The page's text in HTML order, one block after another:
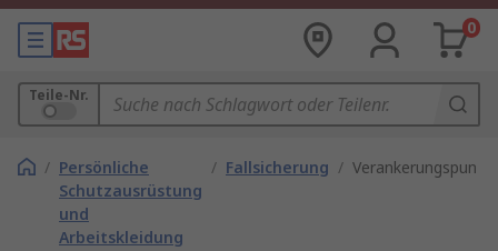
0
Teile-Nr.
/ Persönliche
Schutzausrüstung
und
Arbeitskleidung
/ Fallsicherung /